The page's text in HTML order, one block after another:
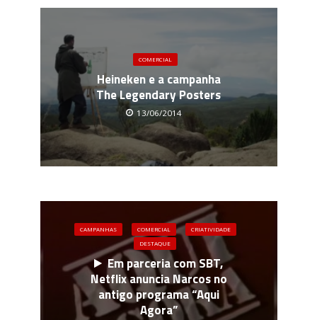
COMERCIAL
Heineken e a campanha
The Legendary Posters
13/06/2014
CAMPANHAS COMERCIAL
CRIATIVIDADE
DESTAQUE
Em parceria com SBT,
Netflix anuncia Narcos no
antigo programa “Aqui
Agora”